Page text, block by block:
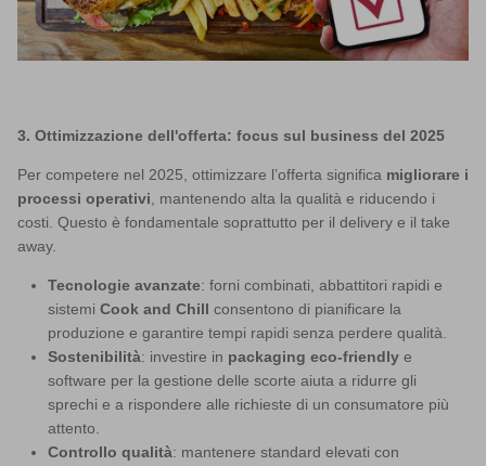
3. Ottimizzazione dell'offerta: focus sul business del 2025
Per competere nel 2025, ottimizzare l’offerta significa migliorare i
processi operativi, mantenendo alta la qualità e riducendo i
costi. Questo è fondamentale soprattutto per il delivery e il take
away.
Tecnologie avanzate: forni combinati, abbattitori rapidi e
sistemi Cook and Chill consentono di pianificare la
produzione e garantire tempi rapidi senza perdere qualità.
Sostenibilità: investire in packaging eco-friendly e
software per la gestione delle scorte aiuta a ridurre gli
sprechi e a rispondere alle richieste di un consumatore più
attento.
Controllo qualità: mantenere standard elevati con